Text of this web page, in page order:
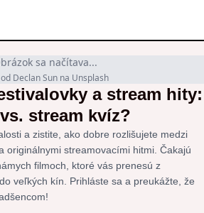
sa načítava...
Declan Sun na Unsplash
a stream hity:
stream kvíz?
a zistite, ako dobre rozlišujete medzi
originálnymi streamovacími hitmi. Čakajú
filmoch, ktoré vás prenesú z
veľkých kín. Prihláste sa a preukážte, že